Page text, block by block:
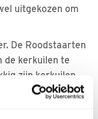
uitgekozen om
De Roodstaarten
de kerkuilen te
zijn kerkuilen
clipje van